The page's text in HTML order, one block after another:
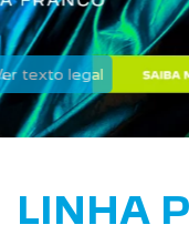
LINHA